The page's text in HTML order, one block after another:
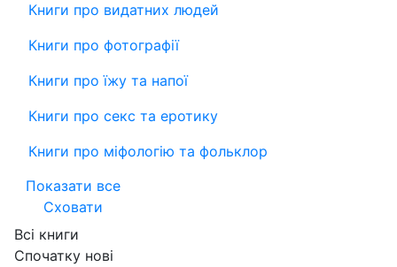
Книги про видатних людей
Книги про фотографії
Книги про їжу та напої
Книги про секс та еротику
Книги про міфологію та фольклор
Показати все
Сховати
Всі книги
Спочатку нові